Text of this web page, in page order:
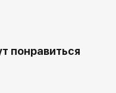
понравиться